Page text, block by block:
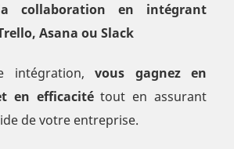
collaboration en intégrant
Asana ou Slack
intégration, vous gagnez en
en efficacitétout en assurant
de votre entreprise.